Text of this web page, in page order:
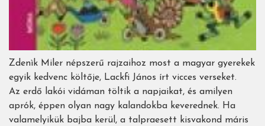
Zdenìk Miler népszerű rajzaihoz most a magyar gyerekek
egyik kedvenc költője, Lackfi János írt vicces verseket.
Az erdő lakói vidáman töltik a napjaikat, és amilyen
aprók, éppen olyan nagy kalandokba keverednek. Ha
valamelyikük bajba kerül, a talpraesett kisvakond máris